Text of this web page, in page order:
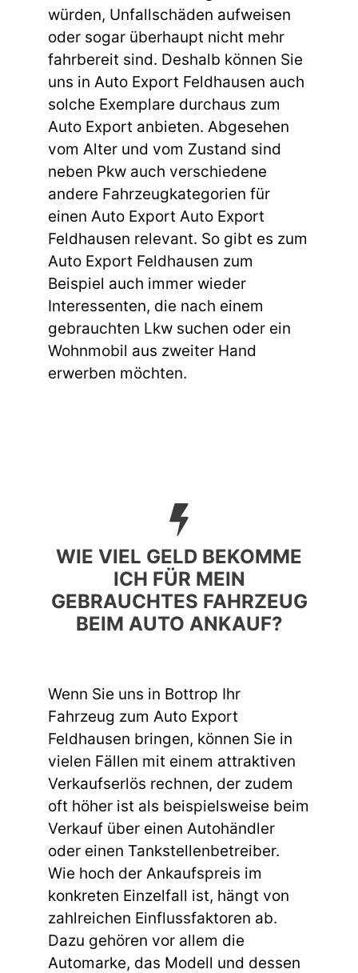
würden, Unfallschäden aufweisen
oder sogar überhaupt nicht mehr
fahrbereit sind. Deshalb können Sie
uns in Auto Export Feldhausen auch
solche Exemplare durchaus zum
Auto Export anbieten. Abgesehen
vom Alter und vom Zustand sind
neben Pkw auch verschiedene
andere Fahrzeugkategorien für
einen Auto Export Auto Export
Feldhausen relevant. So gibt es zum
Auto Export Feldhausen zum
Beispiel auch immer wieder
Interessenten, die nach einem
gebrauchten Lkw suchen oder ein
Wohnmobil aus zweiter Hand
erwerben möchten.
WIE VIEL GELD BEKOMME
ICH FÜR MEIN
GEBRAUCHTES FAHRZEUG
BEIM AUTO ANKAUF?
Wenn Sie uns in Bottrop Ihr
Fahrzeug zum Auto Export
Feldhausen bringen, können Sie in
vielen Fällen mit einem attraktiven
Verkaufserlös rechnen, der zudem
oft höher ist als beispielsweise beim
Verkauf über einen Autohändler
oder einen Tankstellenbetreiber.
Wie hoch der Ankaufspreis im
konkreten Einzelfall ist, hängt von
zahlreichen Einflussfaktoren ab.
Dazu gehören vor allem die
Automarke, das Modell und dessen